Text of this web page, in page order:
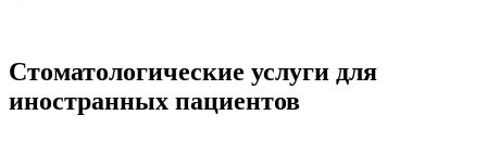
Стоматологические услуги для
иностранных пациентов